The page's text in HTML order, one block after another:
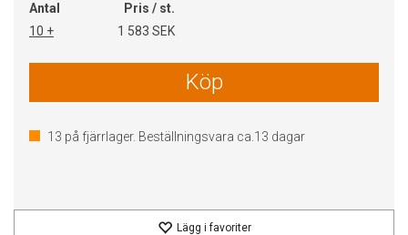
Antal
Pris / st.
10 +
1 583 SEK
Köp
13 på fjärrlager. Beställningsvara ca. 13 dagar
Lägg i favoriter